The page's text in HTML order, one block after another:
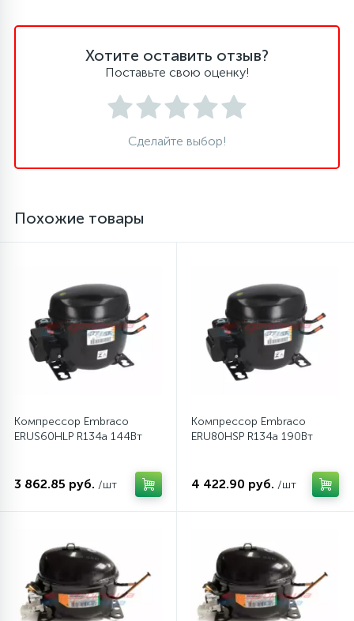
Стекла люка
ТЭНы (нагревательные элементы)
Улитки помп
27
Щетки двигателя
Электронные модули
Хотите оставить отзыв?
Поставьте свою оценку!
Сделайте выбор!
Похожие товары
Компрессор Embraco
ERUS60HLP R134a 144Вт
3 862.85 руб. /шт
Компрессор Embraco
ERU80HSP R134a 190Вт
4 422.90 руб. /шт